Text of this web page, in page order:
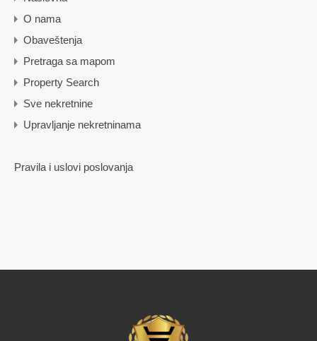
O nama
Obaveštenja
Pretraga sa mapom
Property Search
Sve nekretnine
Upravljanje nekretninama
Pravila i uslovi poslovanja